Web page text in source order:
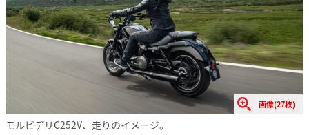
画像(27枚)
モルビデリC252V、走りのイメージ。